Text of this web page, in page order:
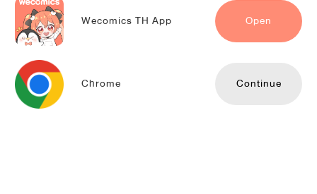
Wecomics TH App Open
Chrome Continue
เสน่ห์รักจากนรก